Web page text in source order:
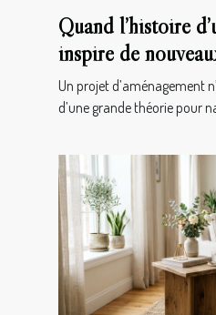
Quand l’histoire
inspire de
d’aménagement
Un projet d’aménagement
d’une grande théorie pour